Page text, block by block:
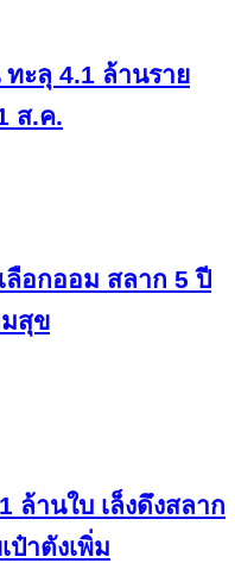
ะลุ 4.1 ล้านราย
ส.ค.
อกออม สลาก 5 ปี
มสุข
ล้านใบ เล็งดึงสลาก
ป๋าตังเพิ่ม